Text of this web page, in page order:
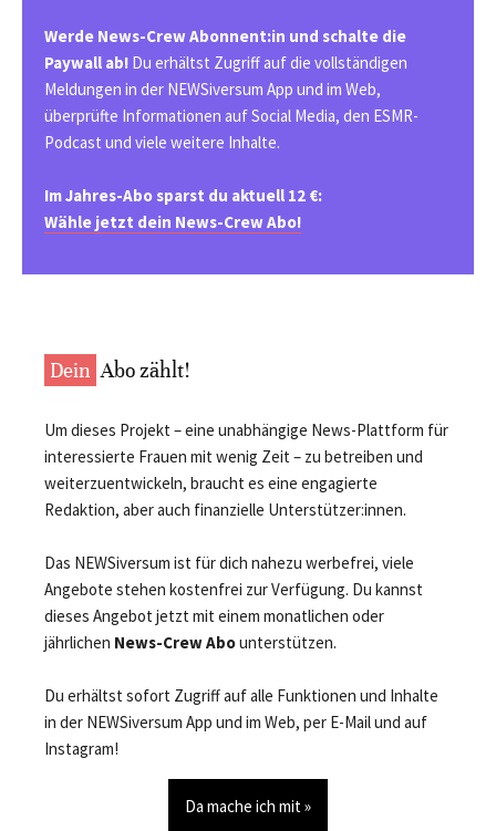
Werde News-Crew Abonnent:in und schalte die
Paywall ab! Du erhältst Zugriff auf die vollständigen
Meldungen in der NEWSiversum App und im Web,
überprüfte Informationen auf Social Media, den ESMR-
Podcast und viele weitere Inhalte.
Im Jahres-Abo sparst du aktuell 12 €:
Wähle jetzt dein News-Crew Abo!
Dein Abo zählt!
Um dieses Projekt – eine unabhängige News-Plattform für
interessierte Frauen mit wenig Zeit – zu betreiben und
weiterzuentwickeln, braucht es eine engagierte
Redaktion, aber auch finanzielle Unterstützer:innen.
Das NEWSiversum ist für dich nahezu werbefrei, viele
Angebote stehen kostenfrei zur Verfügung. Du kannst
dieses Angebot jetzt mit einem monatlichen oder
jährlichen News-Crew Abounterstützen.
Du erhältst sofort Zugriff auf alle Funktionen und Inhalte
in der NEWSiversum App und im Web, per E-Mail und auf
Instagram!
Da mache ich mit »